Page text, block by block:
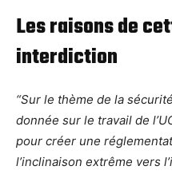
Les raisons de
interdiction
“Sur le thème de la
donnée sur le travail de
pour créer une
l’inclinaison extrême vers